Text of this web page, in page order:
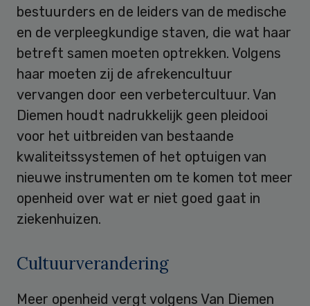
bestuurders en de leiders van de medische
en de verpleegkundige staven, die wat haar
betreft samen moeten optrekken. Volgens
haar moeten zij de afrekencultuur
vervangen door een verbetercultuur. Van
Diemen houdt nadrukkelijk geen pleidooi
voor het uitbreiden van bestaande
kwaliteitssystemen of het optuigen van
nieuwe instrumenten om te komen tot meer
openheid over wat er niet goed gaat in
ziekenhuizen.
Cultuurverandering
Meer openheid vergt volgens Van Diemen